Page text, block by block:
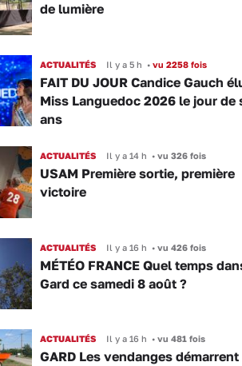
de lumière
ACTUALITÉS Il y a 5 h •vu 2258 fois
FAIT DU JOUR Candice Gauch
Miss Languedoc 2026 le jour de
ans
ACTUALITÉS Il y a 14 h •vu 326 fois
USAM Première sortie, première
victoire
ACTUALITÉS Il y a 16 h •vu 426 fois
MÉTÉO FRANCE Quel temps
Gard ce samedi 8 août ?
ACTUALITÉS Il y a 16 h •vu 481 fois
GARD Les vendanges démarrent